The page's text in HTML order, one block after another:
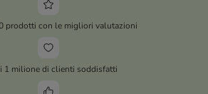
prodotti con le migliori valutazioni
1 milione di clienti soddisfatti